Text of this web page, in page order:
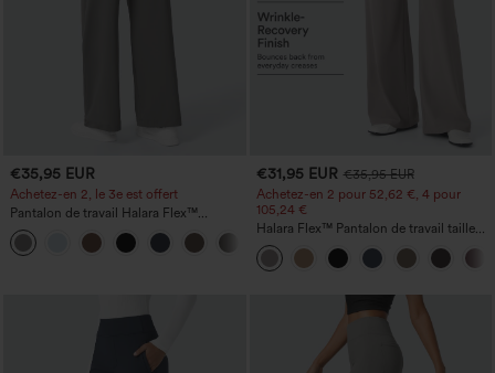
€35,95 EUR
Achetez-en 2, le 3e est offert
Pantalon de travail Halara Flex™
DayStretch à taille haute, avec poches et
coupe droite
€31,95 EUR €35,95 EUR
Achetez-en 2 pour 52,62 €, 4 pour
105,24 €
Halara Flex™ Pantalon de travail taille
haute sculptant la silhouette, gainant la
taille, avec poches, jambe large en
micro-gaufre